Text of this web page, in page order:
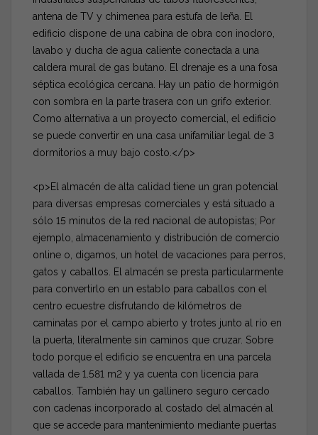
antena de TV y chimenea para estufa de leña. El
edificio dispone de una cabina de obra con inodoro,
lavabo y ducha de agua caliente conectada a una
caldera mural de gas butano. El drenaje es a una fosa
séptica ecológica cercana. Hay un patio de hormigón
con sombra en la parte trasera con un grifo exterior.
Como alternativa a un proyecto comercial, el edificio
se puede convertir en una casa unifamiliar legal de 3
dormitorios a muy bajo costo.</p>
<p>El almacén de alta calidad tiene un gran potencial
para diversas empresas comerciales y está situado a
sólo 15 minutos de la red nacional de autopistas; Por
ejemplo, almacenamiento y distribución de comercio
online o, digamos, un hotel de vacaciones para perros,
gatos y caballos. El almacén se presta particularmente
para convertirlo en un establo para caballos con el
centro ecuestre disfrutando de kilómetros de
caminatas por el campo abierto y trotes junto al río en
la puerta, literalmente sin caminos que cruzar. Sobre
todo porque el edificio se encuentra en una parcela
vallada de 1.581 m2 y ya cuenta con licencia para
caballos. También hay un gallinero seguro cercado
con cadenas incorporado al costado del almacén al
que se accede para mantenimiento mediante puertas